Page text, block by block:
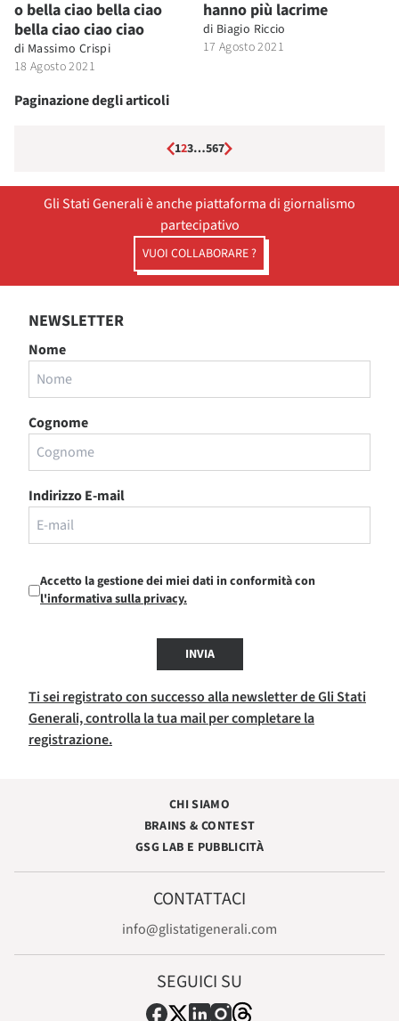
o bella ciao bella ciao
bella ciao ciao ciao
di Massimo Crispi
18 Agosto 2021
hanno più lacrime
di Biagio Riccio
17 Agosto 2021
Paginazione degli articoli
123…567
Gli Stati Generali è anche piattaforma di giornalismo
partecipativo
VUOI COLLABORARE ?
NEWSLETTER
Nome
Cognome
Indirizzo E-mail
Accetto la gestione dei miei dati in conformità con
l'informativa sulla privacy.
INVIA
Ti sei registrato con successo alla newsletter de Gli Stati
Generali, controlla la tua mail per completare la
registrazione.
CHI SIAMO
BRAINS & CONTEST
GSG LAB E PUBBLICITÀ
CONTATTACI
info@glistatigenerali.com
SEGUICI SU